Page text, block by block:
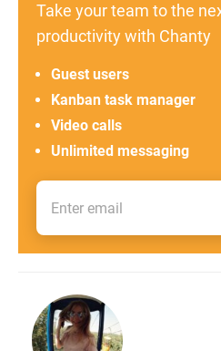
Take your team to the
productivity with Chanty
Unlimited messaging
Video calls
Kanban task manager
Guest users